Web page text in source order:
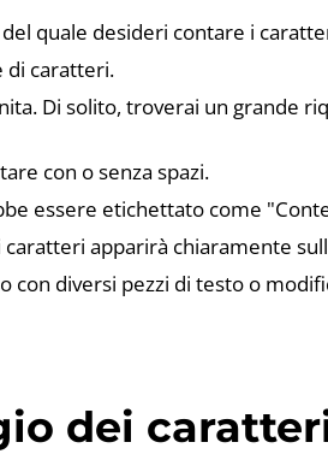
quale desideri contare i
di caratteri.
Di solito, troverai un grande
con o senza spazi.
essere etichettato come
apparirà chiaramente
con diversi pezzi di testo o
dei